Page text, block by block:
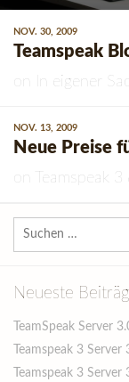
NOV. 30, 2009
Teamspeak
In eigener
NOV. 13, 2009
Neue Preise
Teamspeak 3
Suchen
Neueste
TeamSpeak Server
Teamspeak 3
Teamspeak 3